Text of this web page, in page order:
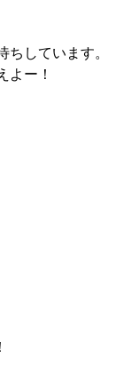
しています。
よー！